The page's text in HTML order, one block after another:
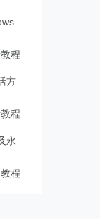
程
方
程
永
程